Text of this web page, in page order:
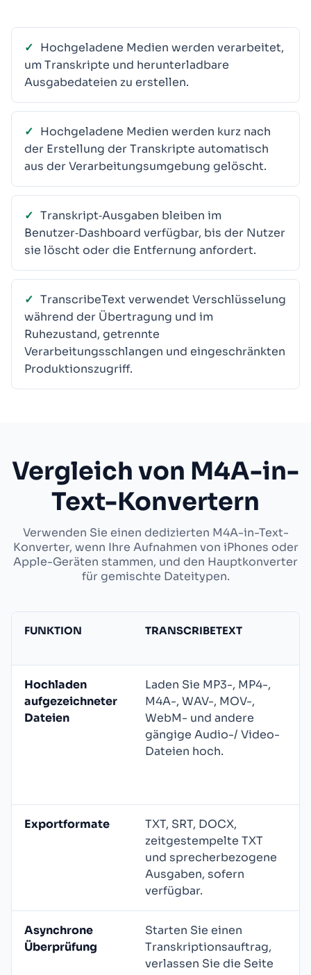
Hochgeladene Medien werden verarbeitet,
um Transkripte und herunterladbare
Ausgabedateien zu erstellen.
Hochgeladene Medien werden kurz nach
der Erstellung der Transkripte automatisch
aus der Verarbeitungsumgebung gelöscht.
Transkript‑Ausgaben bleiben im
Benutzer‑Dashboard verfügbar, bis der Nutzer
sie löscht oder die Entfernung anfordert.
TranscribeText verwendet Verschlüsselung
während der Übertragung und im
Ruhezustand, getrennte
Verarbeitungsschlangen und eingeschränkten
Produktionszugriff.
Vergleich von M4A-in-
Text-Konvertern
Verwenden Sie einen dedizierten M4A-in-Text-
Konverter, wenn Ihre Aufnahmen von iPhones oder
Apple-Geräten stammen, und den Hauptkonverter
für gemischte Dateitypen.
FUNKTION TRANSCRIBETEXT
Hochladen
aufgezeichneter
Dateien
Laden Sie MP3-, MP4-,
M4A-, WAV-, MOV-,
WebM- und andere
gängige Audio-/ Video-
Dateien hoch.
Exportformate
TXT, SRT, DOCX,
zeitgestempelte TXT
und sprecherbezogene
Ausgaben, sofern
verfügbar.
Asynchrone
Überprüfung
Starten Sie einen
Transkriptionsauftrag,
verlassen Sie die Seite